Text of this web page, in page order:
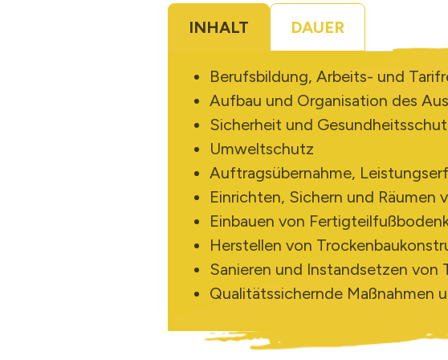
INHALT DAUER
Berufsbildung, Arbeits- und
Aufbau und Organisation des
Sicherheit und
Umweltschutz
Auftragsübernahme,
Einrichten, Sichern und Räumen
Einbauen von
Herstellen von
Sanieren und Instandsetzen von
Qualitätssichernde Maßnahmen